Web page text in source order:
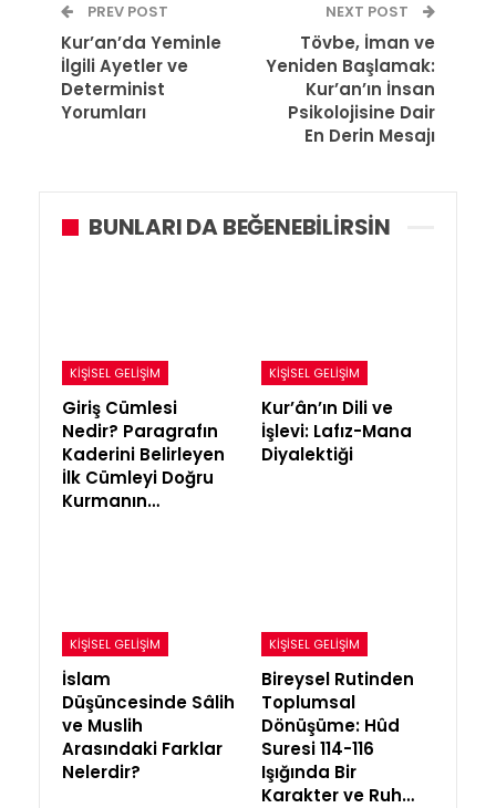
PREV POST
Kur’an’da Yeminle
İlgili Ayetler ve
Determinist
Yorumları
NEXT POST
Tövbe, İman ve
Yeniden Başlamak:
Kur’an’ın İnsan
Psikolojisine Dair
En Derin Mesajı
BUNLARI DA BEĞENEBILIRSIN
KIŞISEL GELIŞIM
Giriş Cümlesi
Nedir? Paragrafın
Kaderini Belirleyen
İlk Cümleyi Doğru
Kurmanın…
KIŞISEL GELIŞIM
Kur’ân’ın Dili ve
İşlevi: Lafız-Mana
Diyalektiği
KIŞISEL GELIŞIM
İslam
Düşüncesinde Sâlih
ve Muslih
Arasındaki Farklar
Nelerdir?
KIŞISEL GELIŞIM
Bireysel Rutinden
Toplumsal
Dönüşüme: Hûd
Suresi 114-116
Işığında Bir
Karakter ve Ruh…